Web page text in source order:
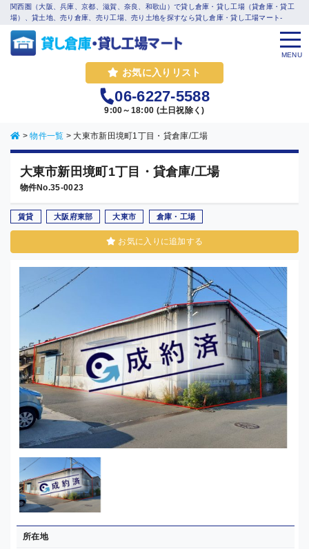
関西圏（大阪、兵庫、京都、滋賀、奈良、和歌山）で貸し倉庫・貸し工場（貸倉庫・貸工
場）、貸土地、売り倉庫、売り工場、売り土地を探すなら貸し倉庫・貸し工場マート-
お気に入りリスト
06-6227-5588
9:00～18:00 (土日祝除く)
MENU
>物件一覧 > 大東市新田境町1丁目・貸倉庫/工場
大東市新田境町1丁目・貸倉庫/工場
物件No.35-0023
賃貸 大阪府東部 大東市 倉庫・工場
お気に入りに追加する
所在地